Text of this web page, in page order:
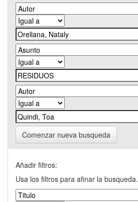
Comenzar nueva busqueda
Añadir filtros:
Usa los filtros para afinar la busqueda.